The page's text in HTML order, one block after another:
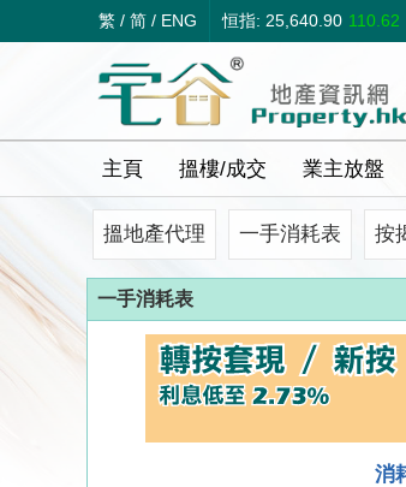
繁 / 简 / ENG 恒指: 25,640.90 110.62
主頁 搵樓/成交 業主放盤
搵地產代理 一手消耗表 按
一手消耗表
消